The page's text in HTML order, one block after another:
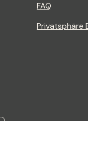
FAQ
Privatsphäre